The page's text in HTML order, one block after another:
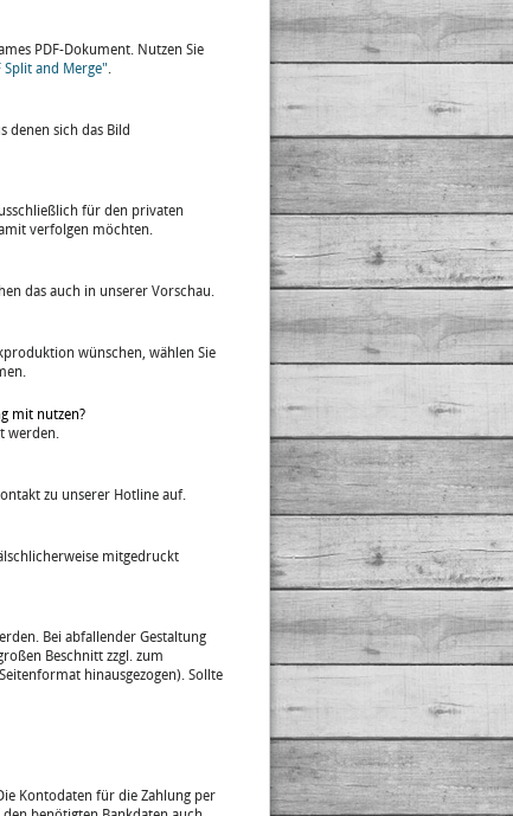
PDF-Dokument. Nutzen Sie
Split and Merge".
denen sich das Bild
für den privaten
verfolgen möchten.
das auch in unserer Vorschau.
wünschen, wählen Sie
mit nutzen?
werden.
zu unserer Hotline auf.
mitgedruckt
Bei abfallender Gestaltung
Beschnitt zzgl. zum
hinausgezogen). Sollte
Kontodaten für die Zahlung per